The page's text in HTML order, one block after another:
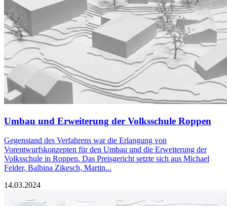
Umbau und Erweiterung der Volksschule Roppen
Gegenstand des Verfahrens war die Erlangung von
Vorentwurfskonzepten für den Umbau und die Erweiterung der
Volksschule in Roppen. Das Preisgericht setzte sich aus Michael
Felder, Balbina Zikesch, Martin...
14.03.2024